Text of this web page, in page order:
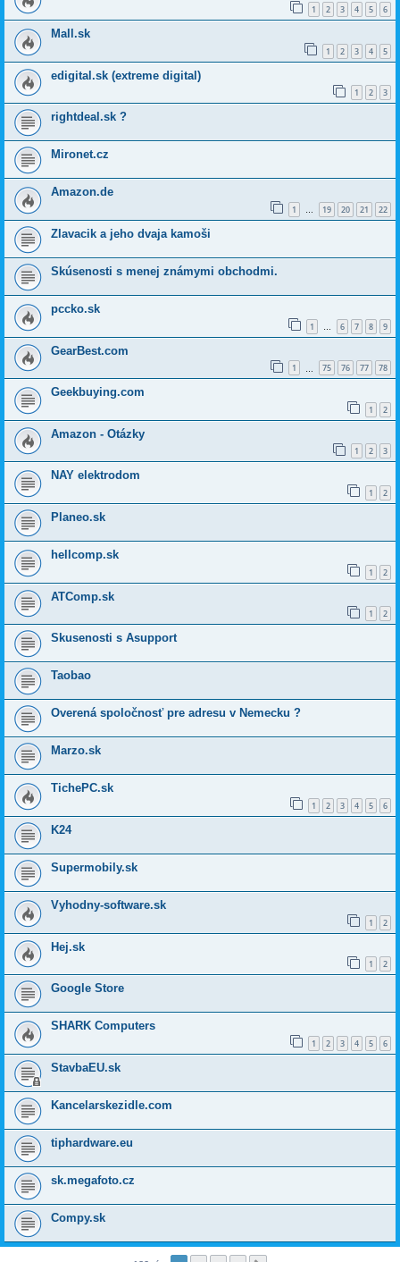
1 2 3 4 5 6
Mall.sk
1 2 3 4 5
edigital.sk (extreme digital)
1 2 3
rightdeal.sk ?
Mironet.cz
Amazon.de
1 … 19 20 21 22
Zlavacik a jeho dvaja kamoši
Skúsenosti s menej známymi obchodmi.
pccko.sk
1 … 6 7 8 9
GearBest.com
1 75 76 77 78
Geekbuying.com
1 2
Amazon - Otázky
1 2 3
NAY elektrodom
1 2
Planeo.sk
hellcomp.sk
1 2
ATComp.sk
1 2
Skusenosti s Asupport
Taobao
Overená spoločnosť pre adresu v Nemecku ?
Marzo.sk
TichePC.sk
1 2 3 4 5 6
K24
Supermobily.sk
Vyhodny-software.sk
1 2
Hej.sk
1 2
Google Store
SHARK Computers
1 2 3 4 5 6
StavbaEU.sk
Kancelarskezidle.com
tiphardware.eu
sk.megafoto.cz
Compy.sk